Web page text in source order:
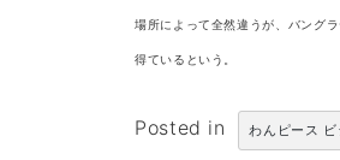
場所によって全然違うが、バング
得ているという。
Posted in わんピース